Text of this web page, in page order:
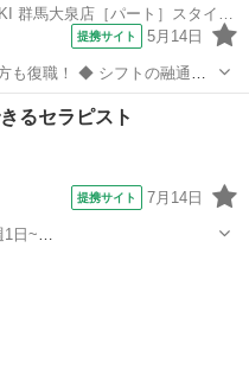
HAIR SALON IWASAKI 群馬大泉店［パート］スタイリスト(株式会社ハクブン)
提携サイト 5月14日
シフトの融通が
せて働けます◎ブランクのあ
をつけてから安心してデビ
るセラピスト
提携サイト 7月14日